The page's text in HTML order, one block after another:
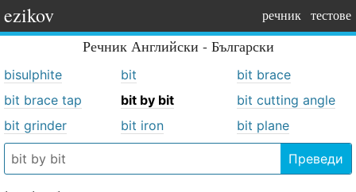
ezikov речник тестове
Речник Английски - Български
bisulphite bit
bit brace
bit brace tap
bit by bit
bit cutting angle
bit grinder
bit iron bit plane
Преведи